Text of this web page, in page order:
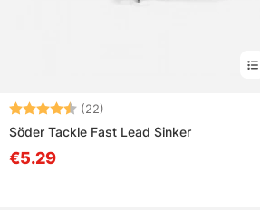
Arvio: (22)
Söder Tackle Fast Lead Sinker
€5.29